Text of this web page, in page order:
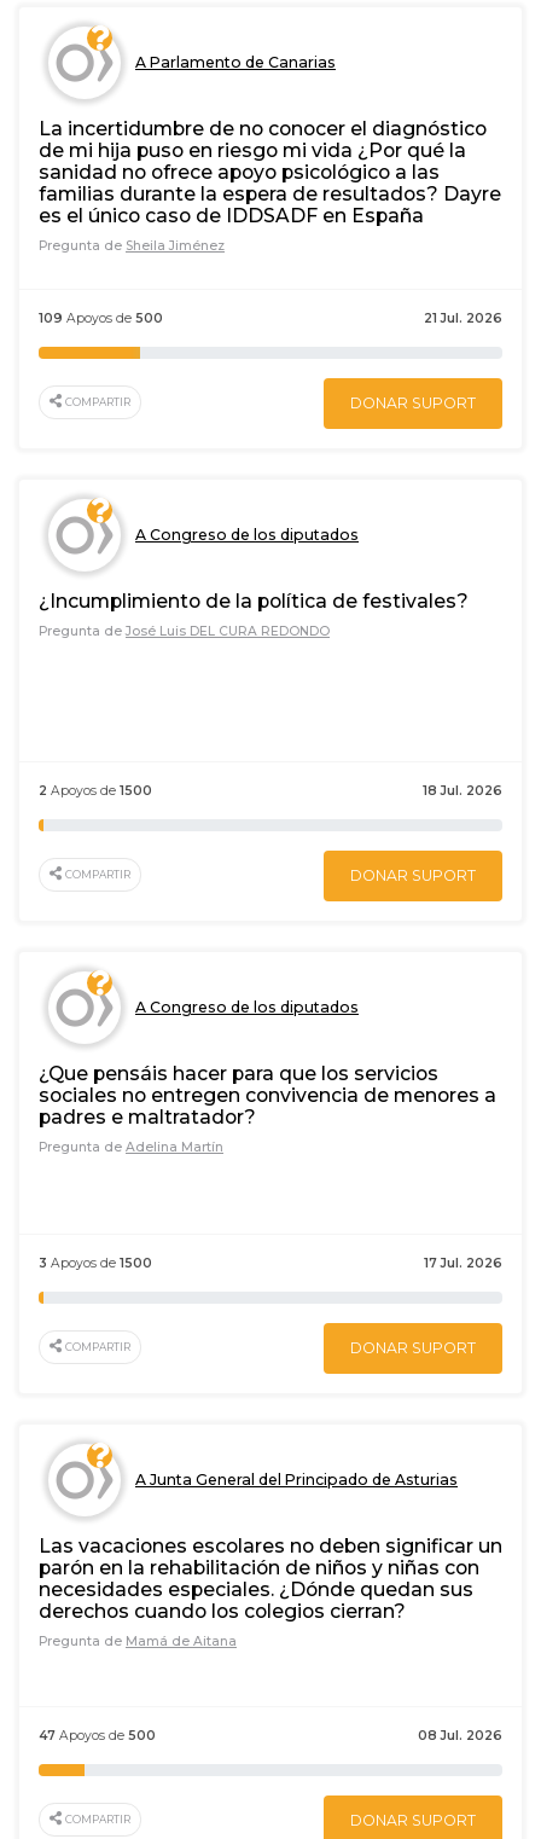
A Parlamento de Canarias
La incertidumbre de no conocer el diagnóstico
de mi hija puso en riesgo mi vida ¿Por qué la
sanidad no ofrece apoyo psicológico a las
familias durante la espera de resultados? Dayre
es el único caso de IDDSADF en España
Pregunta de Sheila Jiménez
21 Jul. 2026
109 Apoyos de 500
COMPARTIR DONAR SUPORT
A Congreso de los diputados
¿Incumplimiento de la política de festivales?
Pregunta de José Luis DEL CURA REDONDO
18 Jul. 2026
2 Apoyos de 1500
COMPARTIR DONAR SUPORT
A Congreso de los diputados
¿Que pensáis hacer para que los servicios
sociales no entregen convivencia de menores a
padres e maltratador?
Pregunta de Adelina Martín
17 Jul. 2026
3 Apoyos de 1500
COMPARTIR DONAR SUPORT
A Junta General del Principado de Asturias
Las vacaciones escolares no deben significar un
parón en la rehabilitación de niños y niñas con
necesidades especiales. ¿Dónde quedan sus
derechos cuando los colegios cierran?
Pregunta de Mamá de Aitana
08 Jul. 2026
47 Apoyos de 500
COMPARTIR DONAR SUPORT